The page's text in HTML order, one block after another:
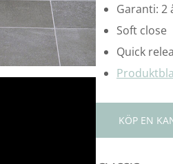
Garanti: 2
Soft close
Quick
KÖP EN